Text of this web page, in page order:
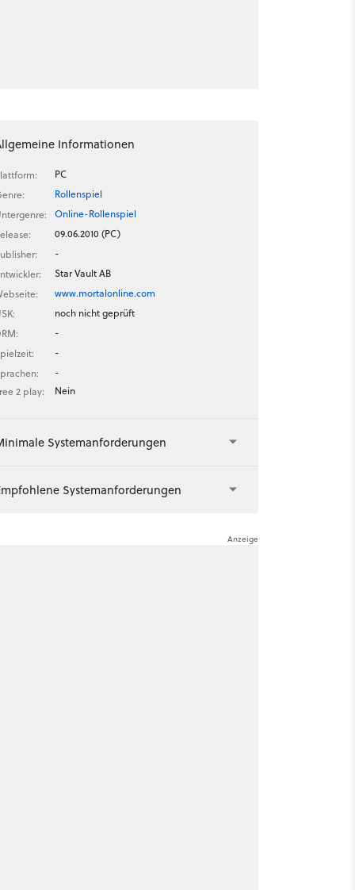
Informationen
PC
Rollenspiel
Online-Rollenspiel
09.06.2010 (PC)
-
Star Vault AB
www.mortalonline.com
noch nicht geprüft
-
-
-
2 play:
Nein
Systemanforderungen
Systemanforderungen